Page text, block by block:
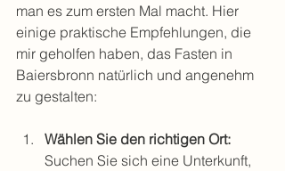
man es zum ersten Mal macht. Hier
einige praktische Empfehlungen, die
mir geholfen haben, das Fasten in
Baiersbronn natürlich und angenehm
zu gestalten:
Wählen Sie den richtigen Ort:
Suchen Sie sich eine Unterkunft,